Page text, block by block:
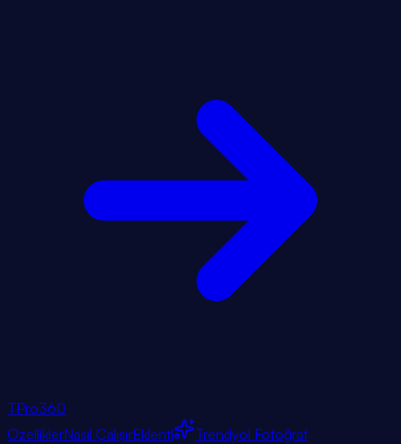
TPro360
ÖzelliklerNasıl ÇalışırEklenti
Trendyol Fotoğraf